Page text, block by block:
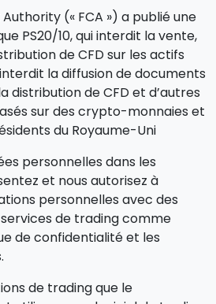
(« FCA ») a publié une
PS20/10, qui interdit la vente,
de CFD sur les actifs
la diffusion de documents
distribution de CFD et d’autres
sur des crypto-monnaies et
du Royaume-Uni
personnelles dans les
et nous autorisez à
personnelles avec des
de trading comme
de confidentialité et les
de trading que le